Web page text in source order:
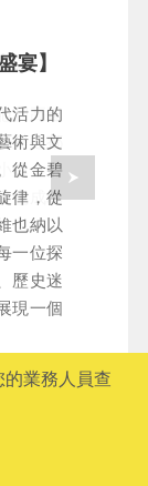
宴】
活力的
與文
程】
利高速
之都
業務人員查